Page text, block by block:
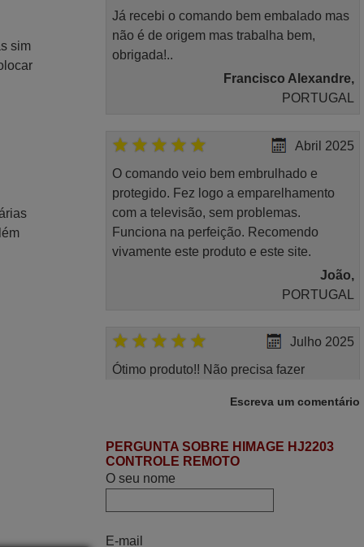
sim
Já recebi o comando bem embalado mas
não é de origem mas trabalha bem,
obrigada!..
Francisco Alexandre,
PORTUGAL
Abril 2025
O comando veio bem embrulhado e
protegido. Fez logo a emparelhamento
com a televisão, sem problemas.
Funciona na perfeição. Recomendo
vivamente este produto e este site.
João,
PORTUGAL
Julho 2025
Ótimo produto!! Não precisa fazer
PORTUGAL
Escreva um comentário
PERGUNTA SOBRE HIMAGE HJ2203
CONTROLE REMOTO
O seu nome
E-mail